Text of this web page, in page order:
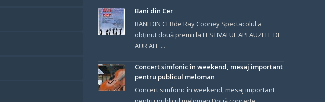
Bani din Cer
BANI DIN CERde Ray Cooney Spectacolul a
obținut două premii la FESTIVALUL APLAUZELE DE
AUR ALE ...
Concert simfonic în weekend, mesaj important
pentru publicul meloman
Concert simfonic în weekend, mesaj important